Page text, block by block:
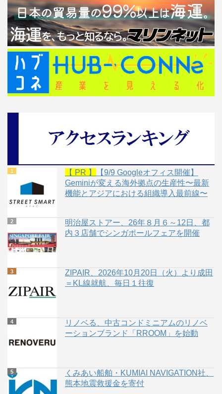
【 PR 】
【9/9 Googleオフィス開催】
Geminiが変える海外拠点の生産性〜最新
機能とアジアにおける組織導入最前線〜
明治屋ストアー、26年８月６～12日、都
内３店舗でシンガポールフェアを開催
ZIPAIR、2026年10月20日（火）より成田
＝KL線就航、毎日１往復
リノベる、中古コンドミニアムのリノベ
ーションブランド「RROOM」を始動
くみあい船舶・KUMIAI NAVIGATION社、
熊本地震救援金を寄付